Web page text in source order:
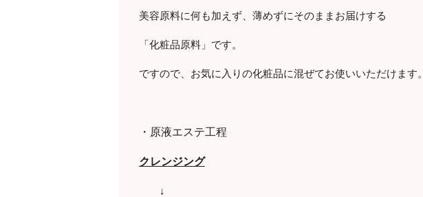
美容原料に何も加えず、薄めずにそのままお届けする
「化粧品原料」です。
ですので、お気に入りの化粧品に混ぜてお使いいただけます。
・原液エステ工程
クレンジング
↓